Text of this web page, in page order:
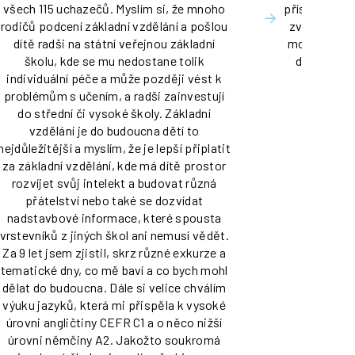
všech 115 uchazečů. Myslím si, že mnoho
rodičů podcení základní vzdělání a pošlou
dítě radši na státní veřejnou základní
školu, kde se mu nedostane tolik
individuální péče a může později vést k
problémům s učením, a radši zainvestují
do střední či vysoké školy. Základní
vzdělání je do budoucna dětí to
a myslím, že je lepší připlatit
za základní vzdělání, kde má dítě prostor
rozvíjet svůj intelekt a budovat různá
přátelství nebo také se dozvídat
nadstavbové informace, které spousta
vrstevníků z jiných škol ani nemusí vědět.
Za 9 let jsem zjistil, skrz různé exkurze a
tematické dny, co mě baví a co bych mohl
dělat do budoucna. Dále si velice chválím
výuku jazyků, která mi přispěla k vysoké
úrovni angličtiny CEFR C1 a o něco nižší
úrovni němčiny A2. Jakožto soukromá
přístup a
zvyklá.
mojí
dala